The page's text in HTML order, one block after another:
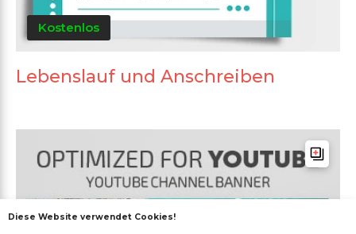
Kostenlos
Lebenslauf und Anschreiben
Diese Website verwendet Cookies!